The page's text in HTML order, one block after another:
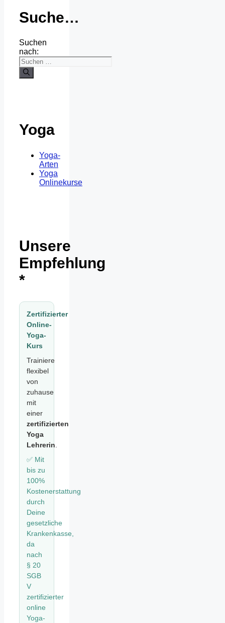
Suche…
Suchen
nach:
Yoga
Yoga-
Arten
Yoga
Onlinekurse
Unsere
Empfehlung
*
Zertifizierter
Online-
Yoga-
Kurs
Trainiere
flexibel
von
zuhause
mit
einer
zertifizierten
Yoga
Lehrerin.
✅ Mit
bis zu
100%
Kostenerstattung
durch
Deine
gesetzliche
Krankenkasse,
da
nach
§ 20
SGB
V
zertifizierter
online
Yoga-